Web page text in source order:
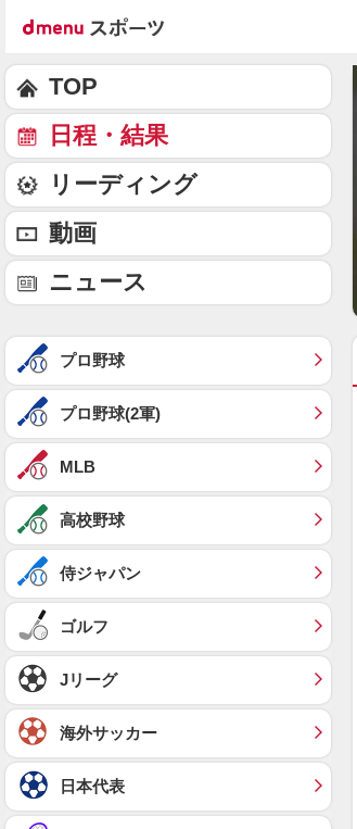
TOP
日程・結果
リーディング
動画
ニュース
プロ野球
プロ野球(2軍)
MLB
高校野球
侍ジャパン
ゴルフ
Jリーグ
海外サッカー
日本代表